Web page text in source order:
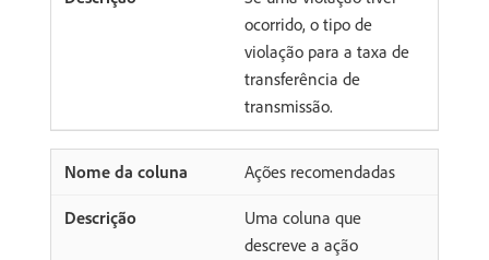
ocorrido, o tipo de
violação para a taxa de
transferência de
transmissão.
Ações recomendadas
Uma coluna que
descreve a ação